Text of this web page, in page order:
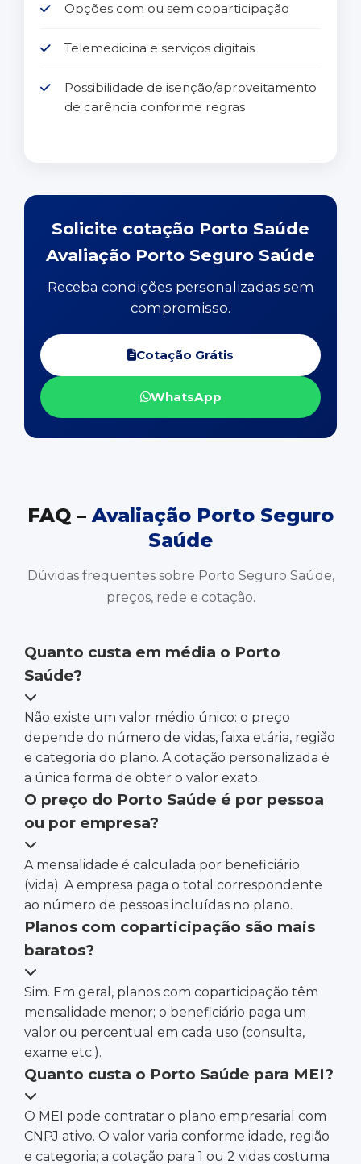
Opções com ou sem coparticipação
Telemedicina e serviços digitais
Possibilidade de isenção/aproveitamento
de carência conforme regras
Solicite cotação Porto Saúde
Avaliação Porto Seguro Saúde
Receba condições personalizadas sem
compromisso.
Cotação Grátis
WhatsApp
FAQ – Avaliação Porto Seguro
Saúde
Dúvidas frequentes sobre Porto Seguro Saúde,
preços, rede e cotação.
Quanto custa em média o Porto
Saúde?
Não existe um valor médio único: o preço
depende do número de vidas, faixa etária, região
e categoria do plano. A cotação personalizada é
a única forma de obter o valor exato.
O preço do Porto Saúde é por pessoa
ou por empresa?
A mensalidade é calculada por beneficiário
(vida). A empresa paga o total correspondente
ao número de pessoas incluídas no plano.
Planos com coparticipação são mais
baratos?
Sim. Em geral, planos com coparticipação têm
mensalidade menor; o beneficiário paga um
valor ou percentual em cada uso (consulta,
exame etc.).
Quanto custa o Porto Saúde para MEI?
O MEI pode contratar o plano empresarial com
CNPJ ativo. O valor varia conforme idade, região
e categoria; a cotação para 1 ou 2 vidas costuma